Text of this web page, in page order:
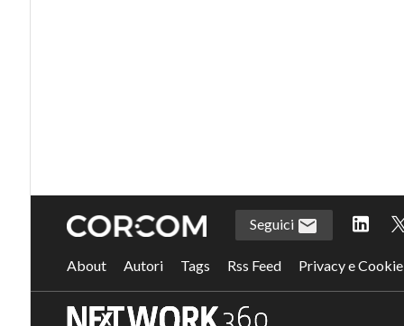
Seguici
About Autori Tags Rss Feed Privacy e